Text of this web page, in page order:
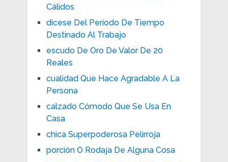
Cálidos
dícese Del Período De Tiempo
Destinado Al Trabajo
escudo De Oro De Valor De 20
Reales
cualidad Que Hace Agradable A La
Persona
calzado Cómodo Que Se Usa En
Casa
chica Superpoderosa Pelirroja
porción O Rodaja De Alguna Cosa